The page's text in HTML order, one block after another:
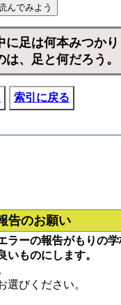
に足は何本みつかり
は、足と何だろう。
索引に戻る
告のお願い
ラーの報告がもりの学
いものにします。
びください。